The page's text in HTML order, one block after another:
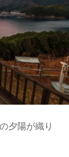
夕陽が織り